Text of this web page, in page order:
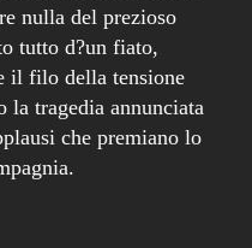
nulla del prezioso
tutto d?un fiato,
il filo della tensione
la tragedia annunciata
che premiano lo